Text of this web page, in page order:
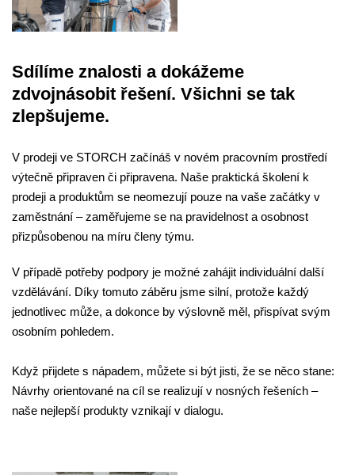
Sdílíme znalosti a dokážeme
zdvojnásobit řešení. Všichni se tak
zlepšujeme.
V prodeji ve STORCH začínáš v novém pracovním prostředí
výtečně připraven či připravena. Naše praktická školení k
prodeji a produktům se neomezují pouze na vaše začátky v
zaměstnání – zaměřujeme se na pravidelnost a osobnost
přizpůsobenou na míru členy týmu.
V případě potřeby podpory je možné zahájit individuální další
vzdělávání. Díky tomuto záběru jsme silní, protože každý
jednotlivec může, a dokonce by výslovně měl, přispívat svým
osobním pohledem.
Když přijdete s nápadem, můžete si být jisti, že se něco stane:
Návrhy orientované na cíl se realizují v nosných řešeních –
naše nejlepší produkty vznikají v dialogu.